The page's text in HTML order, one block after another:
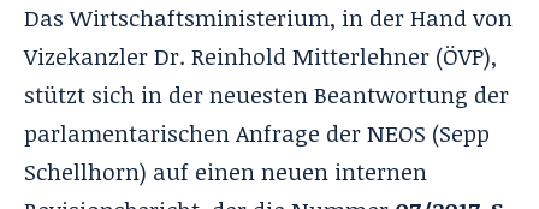
Das Wirtschaftsministerium, in der Hand von
Vizekanzler Dr. Reinhold Mitterlehner (ÖVP),
stützt sich in der neuesten Beantwortung der
parlamentarischen Anfrage der NEOS (Sepp
Schellhorn) auf einen neuen internen